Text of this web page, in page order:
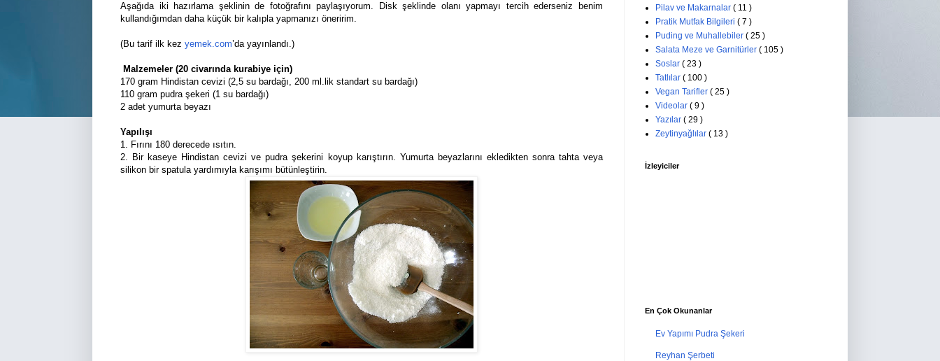
Aşağıda iki hazırlama şeklinin de fotoğrafını paylaşıyorum. Disk şeklinde olanı yapmayı tercih ederseniz benim
kullandığımdan daha küçük bir kalıpla yapmanızı öneririm.
(Bu tarif ilk kez yemek.com’da yayınlandı.)
Malzemeler (20 civarında kurabiye için)
170 gram Hindistan cevizi (2,5 su bardağı, 200 ml.lik standart su bardağı)
110 gram pudra şekeri (1 su bardağı)
2 adet yumurta beyazı
Yapılışı
1. Fırını 180 derecede ısıtın.
2. Bir kaseye Hindistan cevizi ve pudra şekerini koyup karıştırın. Yumurta beyazlarını ekledikten sonra tahta veya
silikon bir spatula yardımıyla karışımı bütünleştirin.
Pilav ve Makarnalar ( 11 )
Pratik Mutfak Bilgileri ( 7 )
Puding ve Muhallebiler ( 25 )
Salata Meze ve Garnitürler ( 105 )
Soslar ( 23 )
Tatlılar ( 100 )
Vegan Tarifler ( 25 )
Videolar ( 9 )
Yazılar ( 29 )
Zeytinyağlılar ( 13 )
İzleyiciler
En Çok Okunanlar
Ev Yapımı Pudra Şekeri
Reyhan Şerbeti